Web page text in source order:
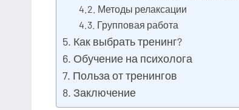
Методы релаксации
Групповая работа
Как выбрать тренинг?
Обучение на психолога
Польза от тренингов
Заключение